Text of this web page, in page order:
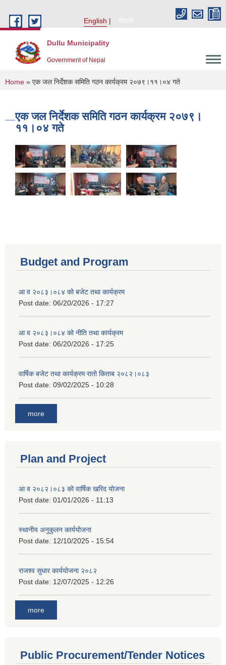
English
नेपाली
Dullu Municipality
Government of Nepal
You are here
Home » एक जल निर्देशक समिति गठन कार्यक्रम २०७९।११।०४ गते
एक जल निर्देशक समिति गठन कार्यक्रम २०७९।
११।०४ गते
Budget and Program
आ व २०८३।०८४ को बजेट तथा कार्यक्रम
Post date: 06/20/2026 - 17:27
आ व २०८३।०८४ को नीति तथा कार्यक्रम
Post date: 06/20/2026 - 17:25
वार्षिक बजेट तथा कार्यक्रम रातो किताब २०८२।०८३
Post date: 09/02/2025 - 10:28
more
Plan and Project
आ व २०८२।०८३ को वार्षिक खरिद योजना
Post date: 01/01/2026 - 11:13
स्थानीय अनुकुलन कार्ययोजना
Post date: 12/10/2025 - 15:54
राजश्व सुधार कार्ययोजना २०८२
Post date: 12/07/2025 - 12:26
more
Public Procurement/Tender Notices